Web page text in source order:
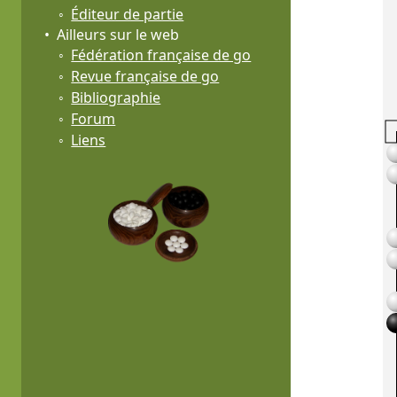
Éditeur de partie
Ailleurs sur le web
Fédération française de go
Revue française de go
Bibliographie
Forum
Liens